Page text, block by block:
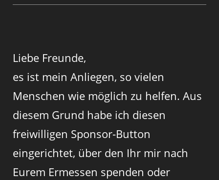
Liebe Freunde,
es ist mein Anliegen, so vielen
Menschen wie möglich zu helfen. Aus
diesem Grund habe ich diesen
freiwilligen Sponsor-Button
eingerichtet, über den Ihr mir nach
Eurem Ermessen spenden oder